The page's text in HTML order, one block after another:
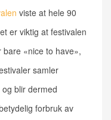
viste at hele 90
er viktig at festivalen
«nice to have»,
samler
blir dermed
forbruk av